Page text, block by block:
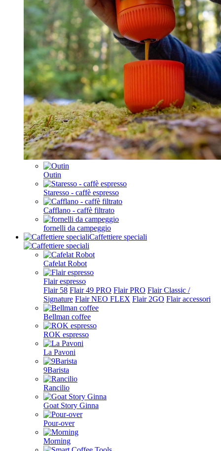
Outin
Staresso - caffè espresso
Cafflano - caffè filtrato
fornelli da campeggio
Caffettiere speciali
Cafelat Robot
Flair espresso
Flair 58 Flair 49 PRO Flair PRO Flair Classic /
Signature Flair NEO FLEX Flair 2GO Flair accessori
Bellman coffee
ROK espresso
La Pavoni
9Barista
Rancilio
Goat Story Ginna
Pour-over
Morning